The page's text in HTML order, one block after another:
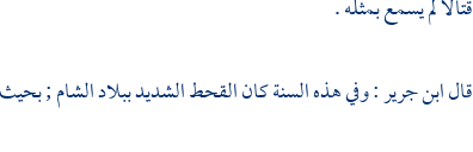
قتالا لم يسمع بمثله .
قالابن جرير: وفي هذه السنة كان القحط الشديد ببلادالشام ;